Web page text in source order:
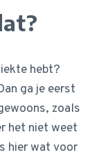
hebt?
ga je eerst
zoals
het niet weet
hier wat voor